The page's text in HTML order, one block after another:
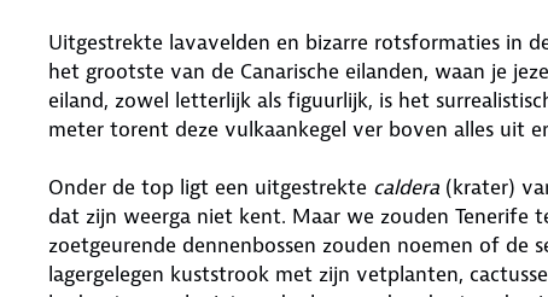
Uitgestrekte lavavelden en bizarre rotsformaties in
het grootste van de Canarische eilanden, waan je
eiland, zowel letterlijk als figuurlijk, is het
meter torent deze vulkaankegel ver boven alles uit
Onder de top ligt een uitgestrekte caldera (krater)
dat zijn weerga niet kent. Maar we zouden Tenerife
zoetgeurende dennenbossen zouden noemen of de
lagergelegen kuststrook met zijn vetplanten,